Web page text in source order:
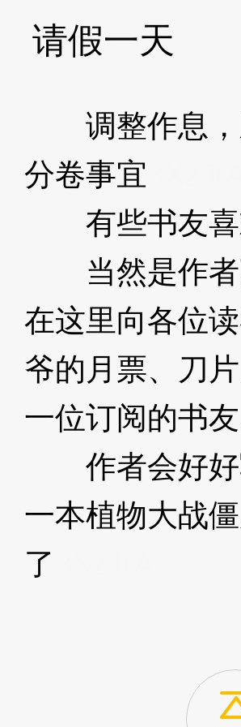
请假一天
调整作息，
分卷事宜
有些书友喜
当然是作者
在这里向各位
爷的月票、刀
一位订阅的书友
作者会好好
一本植物大战
了